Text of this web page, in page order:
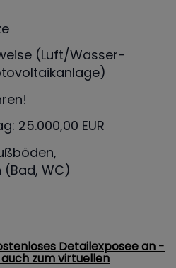
(Luft/Wasser-
25.000,00 EUR
WC)
Detailexposee an -
zum virtuellen